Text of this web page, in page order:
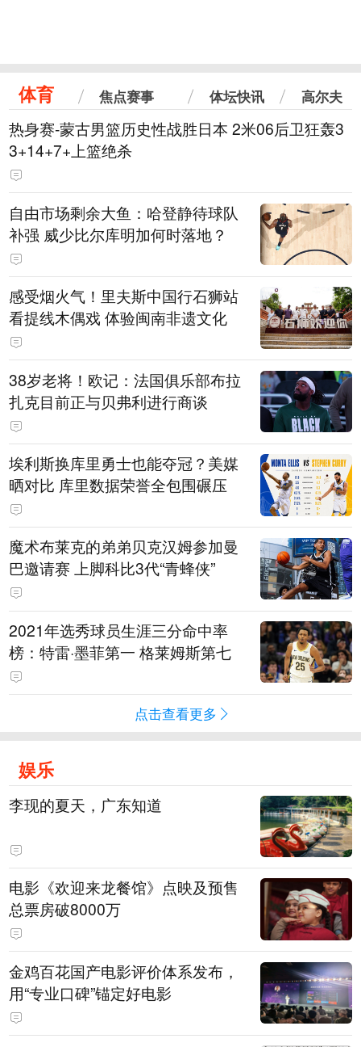
体育 焦点赛事 体坛快讯 高尔夫
热身赛-蒙古男篮历史性战胜日本 2米06后卫狂轰3
3+14+7+上篮绝杀
自由市场剩余大鱼：哈登静待球队
补强 威少比尔库明加何时落地？
感受烟火气！里夫斯中国行石狮站
看提线木偶戏 体验闽南非遗文化
38岁老将！欧记：法国俱乐部布拉
扎克目前正与贝弗利进行商谈
埃利斯换库里勇士也能夺冠？美媒
晒对比 库里数据荣誉全包围碾压
魔术布莱克的弟弟贝克汉姆参加曼
巴邀请赛 上脚科比3代“青蜂侠”
2021年选秀球员生涯三分命中率
榜：特雷·墨菲第一 格莱姆斯第七
点击查看更多
娱乐
李现的夏天，广东知道
电影《欢迎来龙餐馆》点映及预售
总票房破8000万
金鸡百花国产电影评价体系发布，
用“专业口碑”锚定好电影